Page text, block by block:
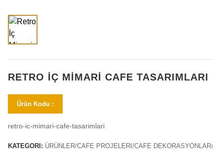
RETRO İÇ MIMARI CAFE TASARIMLARI
Ürün Kodu :
retro-ic-mimari-cafe-tasarimlari
KATEGORI: ÜRÜNLER/CAFE PROJELERI/CAFE DEKORASYONLARı